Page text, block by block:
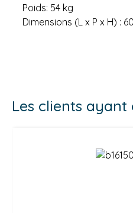
Poids: 54 kg
Dimensions (L x P x H) :
Les clients